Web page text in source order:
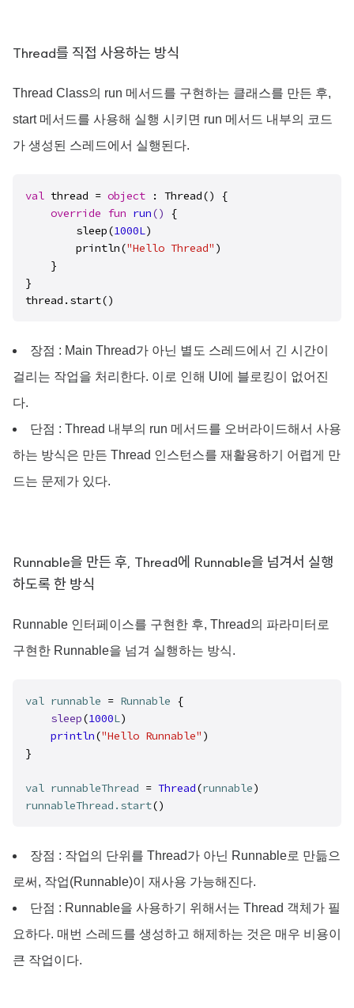
Thread를 직접 사용하는 방식
Thread Class의 run 메서드를 구현하는 클래스를 만든 후,
start 메서드를 사용해 실행 시키면 run 메서드 내부의 코드
가 생성된 스레드에서 실행된다.
val thread = object : Thread() {
override fun run()
{
        sleep(
1000L)
        println(
"Hello Thread" )
    }
}
장점 : Main Thread가 아닌 별도 스레드에서 긴 시간이
걸리는 작업을 처리한다. 이로 인해 UI에 블로킹이 없어진
다.
단점 : Thread 내부의 run 메서드를 오버라이드해서 사용
하는 방식은 만든 Thread 인스턴스를 재활용하기 어렵게 만
드는 문제가 있다.
Runnable을 만든 후, Thread에 Runnable을 넘겨서 실행
하도록 한 방식
Runnable 인터페이스를 구현한 후, Thread의 파라미터로
구현한 Runnable을 넘겨 실행하는 방식.
val runnable = Runnable {
sleep(1000L)
println("Hello Runnable" )
}
val runnableThread = Thread(runnable)
runnableThread.start
장점 : 작업의 단위를 Thread가 아닌 Runnable로 만듦으
로써, 작업(Runnable)이 재사용 가능해진다.
단점 : Runnable을 사용하기 위해서는 Thread 객체가 필
요하다. 매번 스레드를 생성하고 해제하는 것은 매우 비용이
큰 작업이다.